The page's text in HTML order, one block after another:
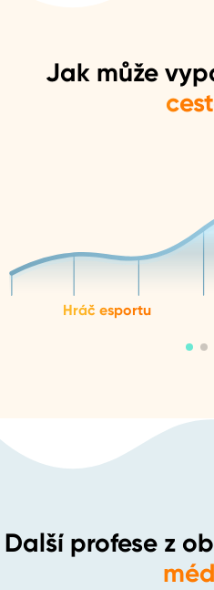
Jak může
Hráč esportu
Další profese z